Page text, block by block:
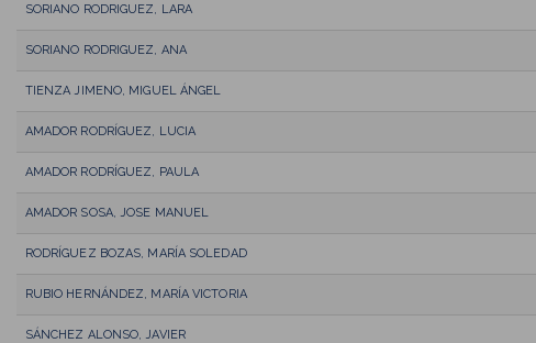
SORIANO RODRIGUEZ, LARA
SORIANO RODRIGUEZ, ANA
TIENZA JIMENO, MIGUEL ÁNGEL
AMADOR RODRÍGUEZ, LUCIA
AMADOR RODRÍGUEZ, PAULA
AMADOR SOSA, JOSE MANUEL
RODRÍGUEZ BOZAS, MARÍA SOLEDAD
RUBIO HERNÁNDEZ, MARÍA VICTORIA
SÁNCHEZ ALONSO, JAVIER